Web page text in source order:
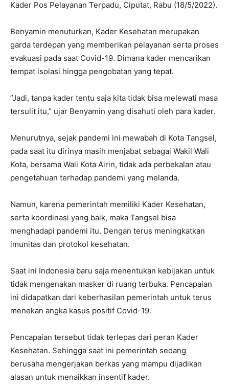
Kader Pos Pelayanan Terpadu, Ciputat, Rabu (18/5/2022).
Benyamin menuturkan, Kader Kesehatan merupakan
garda terdepan yang memberikan pelayanan serta proses
evakuasi pada saat Covid-19. Dimana kader mencarikan
tempat isolasi hingga pengobatan yang tepat.
”Jadi, tanpa kader tentu saja kita tidak bisa melewati masa
tersulit itu,” ujar Benyamin yang disahuti oleh para kader.
Menurutnya, sejak pandemi ini mewabah di Kota Tangsel,
pada saat itu dirinya masih menjabat sebagai Wakil Wali
Kota, bersama Wali Kota Airin, tidak ada perbekalan atau
pengetahuan terhadap pandemi yang melanda.
Namun, karena pemerintah memiliki Kader Kesehatan,
serta koordinasi yang baik, maka Tangsel bisa
menghadapi pandemi itu. Dengan terus meningkatkan
imunitas dan protokol kesehatan.
Saat ini Indonesia baru saja menentukan kebijakan untuk
tidak mengenakan masker di ruang terbuka. Pencapaian
ini didapatkan dari keberhasilan pemerintah untuk terus
menekan angka kasus positif Covid-19.
Pencapaian tersebut tidak terlepas dari peran Kader
Kesehatan. Sehingga saat ini pemerintah sedang
berusaha mengerjakan berkas yang mampu dijadikan
alasan untuk menaikkan insentif kader.